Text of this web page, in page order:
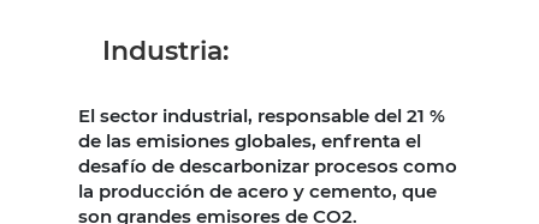
Industria:
El sector industrial, responsable del 21 %
de las emisiones globales, enfrenta el
desafío de descarbonizar procesos como
la producción de acero y cemento, que
son grandes emisores de CO2.